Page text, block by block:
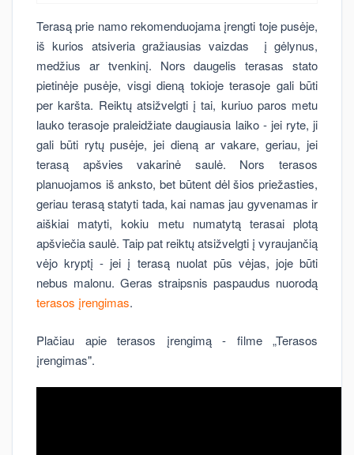
Terasą prie namo rekomenduojama įrengti toje pusėje,
iš kurios atsiveria gražiausias vaizdas į gėlynus,
medžius ar tvenkinį. Nors daugelis terasas stato
pietinėje pusėje, visgi dieną tokioje terasoje gali būti
per karšta. Reiktų atsižvelgti į tai, kuriuo paros metu
lauko terasoje praleidžiate daugiausia laiko - jei ryte, ji
gali būti rytų pusėje, jei dieną ar vakare, geriau, jei
terasą apšvies vakarinė saulė. Nors terasos
planuojamos iš anksto, bet būtent dėl šios priežasties,
geriau terasą statyti tada, kai namas jau gyvenamas ir
aiškiai matyti, kokiu metu numatytą terasai plotą
apšviečia saulė. Taip pat reiktų atsižvelgti į vyraujančią
vėjo kryptį - jei į terasą nuolat pūs vėjas, joje būti
nebus malonu. Geras straipsnis paspaudus nuorodą
terasos įrengimas.
Plačiau apie terasos įrengimą - filme „Terasos
įrengimas".